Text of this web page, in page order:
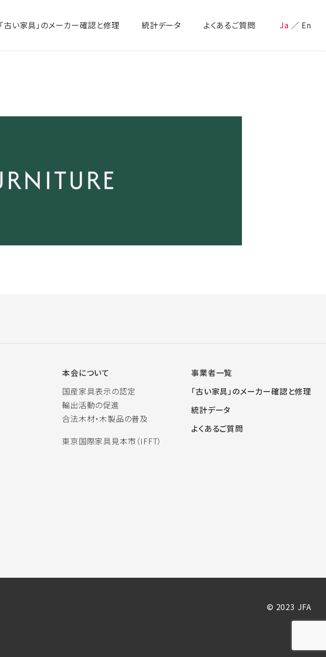
「古い家具」のメーカー確認と修理 統計データ よくあるご質問 Ja ／ En
本会について
国産家具表示の認定
輸出活動の促進
合法木材・木製品の普及
東京国際家具見本市（IFFT）
事業者一覧
「古い家具」のメーカー確認と修理
統計データ
よくあるご質問
© 2023 JFA